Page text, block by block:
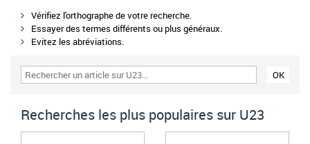
Vérifiez l'orthographe de votre recherche.
Essayer des termes différents ou plus généraux.
Evitez les abréviations.
Recherches les plus populaires sur U23